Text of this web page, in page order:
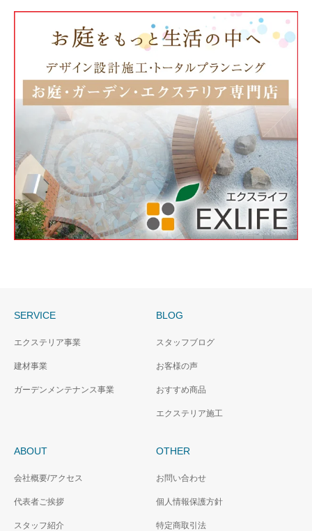
SERVICE
エクステリア事業
建材事業
ガーデンメンテナンス事業
BLOG
スタッフブログ
お客様の声
おすすめ商品
エクステリア施工
ABOUT
会社概要/アクセス
代表者ご挨拶
スタッフ紹介
OTHER
お問い合わせ
個人情報保護方針
特定商取引法